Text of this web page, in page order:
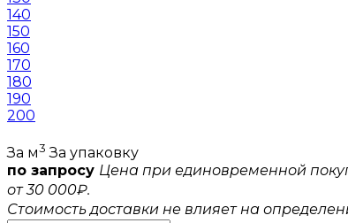
140
150
160
170
180
190
200
За м3 За упаковку
по запросу Цена при единовременной
от 30 000₽.
Стоимость доставки не влияет на